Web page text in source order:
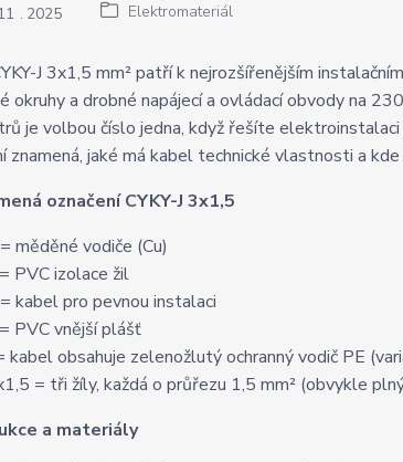
2025 Elektromateriál
J 3x1,5 mm² patří k nejrozšířenějším
okruhy a drobné napájecí a ovládací obvody na
je volbou číslo jedna, když řešíte
znamená, jaké má kabel technické vlastnosti a
označení CYKY-J 3x1,5
měděné vodiče (Cu)
PVC izolace žil
kabel pro pevnou instalaci
PVC vnější plášť
kabel obsahuje zelenožlutý ochranný vodič PE
= tři žíly, každá o průřezu 1,5 mm² (obvykle
a materiály